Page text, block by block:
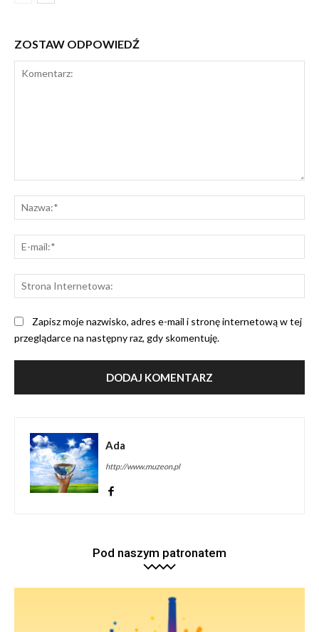
ZOSTAW ODPOWIEDŹ
Zapisz moje nazwisko, adres e-mail i stronę internetową w tej
przeglądarce na następny raz, gdy skomentuję.
Ada
http://www.muzeon.pl
Pod naszym patronatem